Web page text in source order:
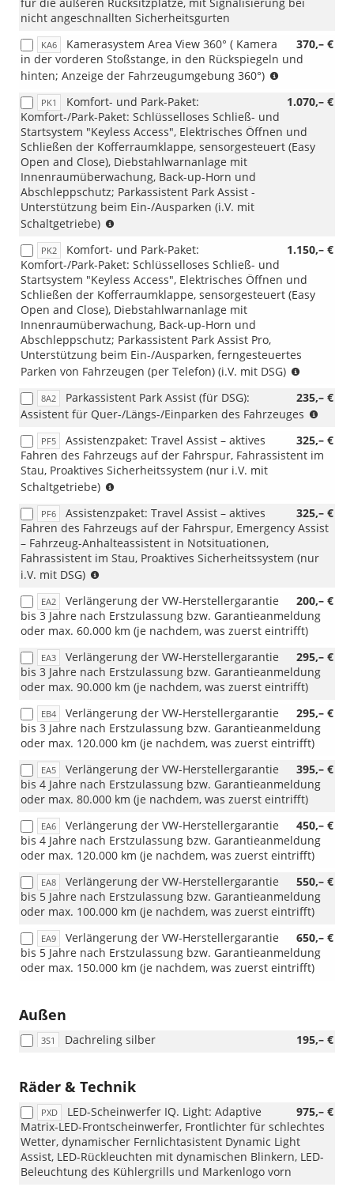
nicht angeschnallten Sicherheitsgurten
KA6 370,– €
Kamerasystem Area View 360° ( Kamera
in der vorderen Stoßstange, in den Rückspiegeln und
hinten; Anzeige der Fahrzeugumgebung 360°)
mit
oder
RDA)
PK1 1.070,– €
Komfort- und Park-Paket:
Komfort-/Park-Paket: Schlüsselloses Schließ- und
Startsystem "Keyless Access", Elektrisches Öffnen und
Schließen der Kofferraumklappe, sensorgesteuert (Easy
Open and Close), Diebstahlwarnanlage mit
Innenraumüberwachung, Back-up-Horn und
Abschleppschutz; Parkassistent Park Assist -
Unterstützung beim Ein-/Ausparken (i.V. mit
Schaltgetriebe)
Schaltgetriebe)
PK2 1.150,– €
Komfort- und Park-Paket:
Komfort-/Park-Paket: Schlüsselloses Schließ- und
Startsystem "Keyless Access", Elektrisches Öffnen und
Schließen der Kofferraumklappe, sensorgesteuert (Easy
Open and Close), Diebstahlwarnanlage mit
Innenraumüberwachung, Back-up-Horn und
Abschleppschutz; Parkassistent Park Assist Pro,
Unterstützung beim Ein-/Ausparken, ferngesteuertes
Parken von Fahrzeugen (per Telefon) (i.V. mit DSG)
DSG)
8A2 235,– €
Parkassistent Park Assist (für DSG):
Assistent für Quer-/Längs-/Einparken des Fahrzeuges
DSG)
PF5 325,– €
Assistenzpaket: Travel Assist – aktives
Fahren des Fahrzeugs auf der Fahrspur, Fahrassistent im
Stau, Proaktives Sicherheitssystem (nur i.V. mit
Schaltgetriebe)
Schaltgetriebe)
PF6 325,– €
Assistenzpaket: Travel Assist – aktives
Fahren des Fahrzeugs auf der Fahrspur, Emergency Assist
– Fahrzeug-Anhalteassistent in Notsituationen,
Fahrassistent im Stau, Proaktives Sicherheitssystem (nur
i.V. mit DSG)
DSG)
EA2 200,– €
Verlängerung der VW-Herstellergarantie
bis 3 Jahre nach Erstzulassung bzw. Garantieanmeldung
oder max. 60.000 km (je nachdem, was zuerst eintrifft)
EA3 295,– €
Verlängerung der VW-Herstellergarantie
bis 3 Jahre nach Erstzulassung bzw. Garantieanmeldung
oder max. 90.000 km (je nachdem, was zuerst eintrifft)
EB4 295,– €
Verlängerung der VW-Herstellergarantie
bis 3 Jahre nach Erstzulassung bzw. Garantieanmeldung
oder max. 120.000 km (je nachdem, was zuerst eintrifft)
EA5 395,– €
Verlängerung der VW-Herstellergarantie
bis 4 Jahre nach Erstzulassung bzw. Garantieanmeldung
oder max. 80.000 km (je nachdem, was zuerst eintrifft)
EA6 450,– €
Verlängerung der VW-Herstellergarantie
bis 4 Jahre nach Erstzulassung bzw. Garantieanmeldung
oder max. 120.000 km (je nachdem, was zuerst eintrifft)
EA8 550,– €
Verlängerung der VW-Herstellergarantie
bis 5 Jahre nach Erstzulassung bzw. Garantieanmeldung
oder max. 100.000 km (je nachdem, was zuerst eintrifft)
EA9 650,– €
Verlängerung der VW-Herstellergarantie
bis 5 Jahre nach Erstzulassung bzw. Garantieanmeldung
oder max. 150.000 km (je nachdem, was zuerst eintrifft)
Außen
3S1 195,– €
Dachreling silber
Räder & Technik
PXD 975,– €
LED-Scheinwerfer IQ. Light: Adaptive
Matrix-LED-Frontscheinwerfer, Frontlichter für schlechtes
Wetter, dynamischer Fernlichtasistent Dynamic Light
Assist, LED-Rückleuchten mit dynamischen Blinkern, LED-
Beleuchtung des Kühlergrills und Markenlogo vorn